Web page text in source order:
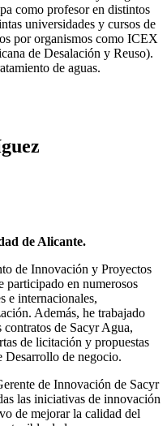
como profesor en distintos
universidades y cursos de
por organismos como ICEX
de Desalación y Reuso).
de aguas.
de Alicante.
de Innovación y Proyectos
participado en numerosos
e internacionales,
Además, he trabajado
de Sacyr Agua,
de licitación y propuestas
Desarrollo de negocio.
de Innovación de Sacyr
las iniciativas de innovación
de mejorar la calidad del